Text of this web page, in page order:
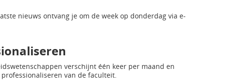
nieuws ontvang je om de week op donderdag via e-
verschijnt één keer per maand en
van de faculteit.